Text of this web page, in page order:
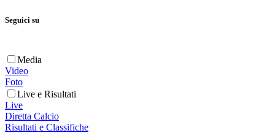
Seguici su
Media
Video
Foto
Live e Risultati
Live
Diretta Calcio
Risultati e Classifiche